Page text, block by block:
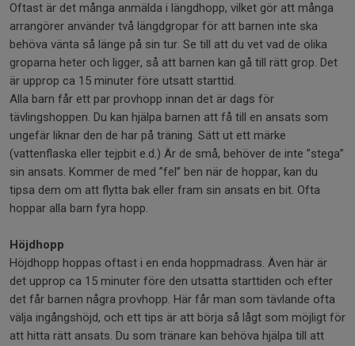
Oftast är det många anmälda i längdhopp, vilket gör att många
arrangörer använder två längdgropar för att barnen inte ska
behöva vänta så länge på sin tur. Se till att du vet vad de olika
groparna heter och ligger, så att barnen kan gå till rätt grop. Det
är upprop ca 15 minuter före utsatt starttid.
Alla barn får ett par provhopp innan det är dags för
tävlingshoppen. Du kan hjälpa barnen att få till en ansats som
ungefär liknar den de har på träning. Sätt ut ett märke
(vattenflaska eller tejpbit e.d.) Är de små, behöver de inte ”stega”
sin ansats. Kommer de med ”fel” ben när de hoppar, kan du
tipsa dem om att flytta bak eller fram sin ansats en bit. Ofta
hoppar alla barn fyra hopp.
Höjdhopp
Höjdhopp hoppas oftast i en enda hoppmadrass. Även här är
det upprop ca 15 minuter före den utsatta starttiden och efter
det får barnen några provhopp. Här får man som tävlande ofta
välja ingångshöjd, och ett tips är att börja så lågt som möjligt för
att hitta rätt ansats. Du som tränare kan behöva hjälpa till att